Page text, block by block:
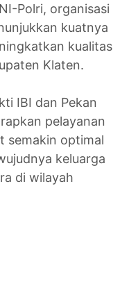
Polri, organisasi
kuatnya
kualitas
Klaten.
IBI dan Pekan
pelayanan
semakin optimal
keluarga
di wilayah